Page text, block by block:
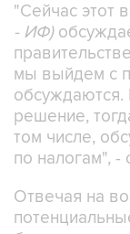
"Сейчас этот
- ИФ)
мы выйдем с
обсуждаются.
решение,
том числе,
по налогам", -
Отвечая на